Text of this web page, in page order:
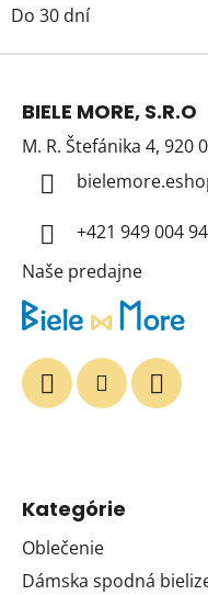
Do 30 dní
Z
BIELE MORE, S.R.O
M. R. Štefánika 4, 920
+421 949 004
Naše predajne
Kategórie
Oblečenie
Dámska spodná